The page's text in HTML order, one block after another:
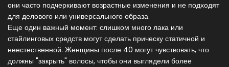
они часто подчеркивают возрастные изменения и не подходят
для делового или универсального образа.
Еще один важный момент: слишком много лака или
стайлинговых средств могут сделать прическу статичной и
неестественной. Женщины после 40 могут чувствовать, что
должны "закрыть" волосы, чтобы они выглядели более